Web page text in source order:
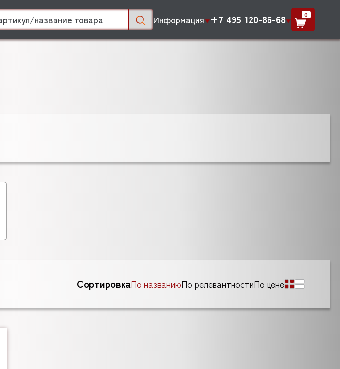
Информация +7 495 120-86-68 0
СортировкаПо названиюПо релевантностиПо цене